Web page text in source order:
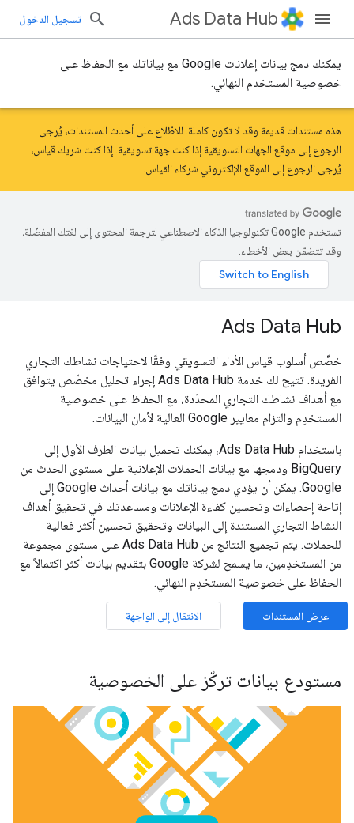
Ads Data Hub تسجيل الدخول
يمكنك دمج بيانات إعلانات Google مع بياناتك مع الحفاظ على
خصوصية المستخدم النهائي.
هذه مستندات قديمة وقد لا تكون كاملة. للاطّلاع على أحدث المستندات، يُرجى
الرجوع إلى موقع الجهات التسويقية إذا كنت جهة تسويقية. إذا كنت شريك قياس،
يُرجى الرجوع إلى الموقع الإلكتروني شركاء القياس
تستخدم Google تكنولوجيا الذكاء الاصطناعي لترجمة المحتوى إلى لغتك المفضّلة،
وقد تتضمّن بعض الأخطاء.
Ads Data Hub
خصِّص أسلوب قياس الأداء التسويقي وفقًا لاحتياجات نشاطك التجاري
الفريدة. تتيح لك خدمة Ads Data Hub إجراء تحليل مخصّص يتوافق
مع أهداف نشاطك التجاري المحدّدة، مع الحفاظ على خصوصية
المستخدِم والتزام معايير Google العالية لأمان البيانات.
باستخدام Ads Data Hub، يمكنك تحميل بيانات الطرف الأول إلى
BigQuery ودمجها مع بيانات الحملات الإعلانية على مستوى الحدث من
Google. يمكن أن يؤدي دمج بياناتك مع بيانات أحداث Google إلى
إتاحة إحصاءات وتحسين كفاءة الإعلانات ومساعدتك في تحقيق أهداف
النشاط التجاري المستندة إلى البيانات وتحقيق تحسين أكثر فعالية
للحملات. يتم تجميع النتائج من Ads Data Hub على مستوى مجموعة
من المستخدِمين، ما يسمح لشركة Google بتقديم بيانات أكثر اكتمالاً مع
الحفاظ على خصوصية المستخدِم النهائي.
عرض المستندات الانتقال إلى الواجهة
مستودع بيانات تركّز على الخصوصية